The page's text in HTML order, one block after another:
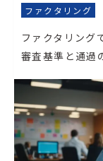
ファクタリング
ファクタリング
審査基準と通過